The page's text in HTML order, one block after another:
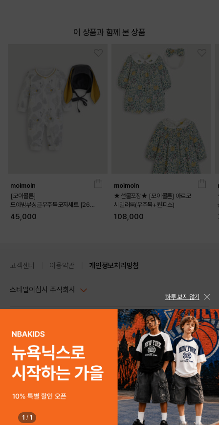
이 상품과 함께 본 상품
moimoln
[모이몰른]
모아밤부싱글우주복모자세트 [26
가을]
45,000
moimoln
★선물포장★ [모이몰른] 아르모
시밀러룩(우주복+원피스)
108,000
고객센터 이용약관 개인정보처리방침
스타일이십사 주식회사
주소 : 서울시 강남구 논현로 633, 6층 (논현동, 한세엠케이빌딩)
사업자등록번호 : 116-81-32499
통신판매업신고번호 : 제 2024-서울강남-04239
호스팅 서비스 : 스타일이십사㈜
고객센터 1544-5336(평일 09:00~ 18:00 토/일/공휴일 휴무)
스타일24 고객센터 1544-5336
평일 09:00~ 18:00 (토/일/공휴일 휴무)
help Email : help@style24.com
COPYRIGHTⓒ2021 STYLE24 ALL RIGHTS RESERVED.
하루 보지 않기
1 / 1